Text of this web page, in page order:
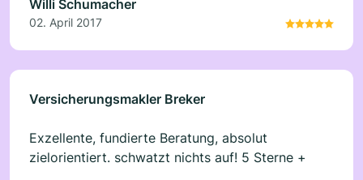
Willi Schumacher
02. April 2017
Versicherungsmakler Breker
Exzellente, fundierte Beratung, absolut
zielorientiert. schwatzt nichts auf! 5 Sterne +